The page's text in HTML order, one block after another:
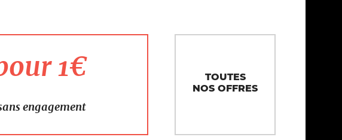
1€
engagement
TOUTES
NOS OFFRES